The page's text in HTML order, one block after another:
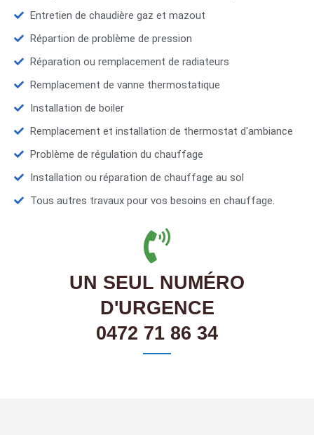
Entretien de chaudière gaz et mazout
Répartion de problème de pression
Réparation ou remplacement de radiateurs
Remplacement de vanne thermostatique
Installation de boiler
Remplacement et installation de thermostat d'ambiance
Problème de régulation du chauffage
Installation ou réparation de chauffage au sol
Tous autres travaux pour vos besoins en chauffage.
UN SEUL NUMÉRO
D'URGENCE
0472 71 86 34